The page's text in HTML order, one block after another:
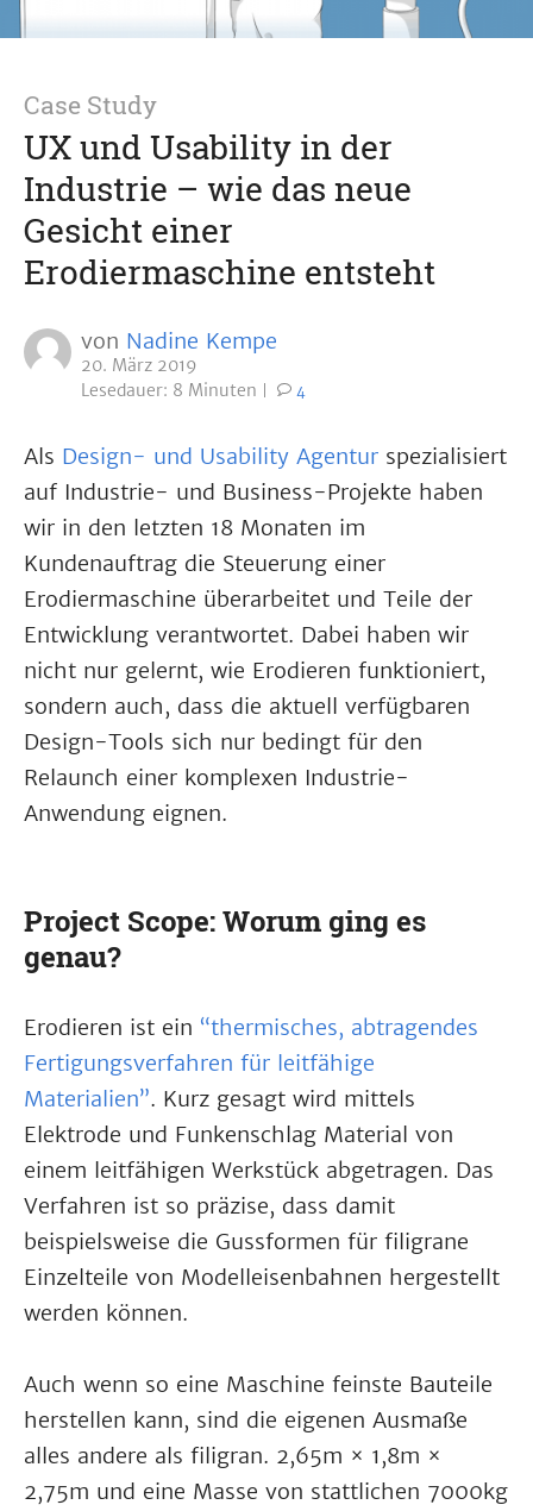
Case Study
UX und Usability in der
Industrie – wie das neue
Gesicht einer
Erodiermaschine entsteht
von Nadine Kempe
20. März 2019
Lesedauer: 8 Minuten
4
Als Design- und Usability Agentur spezialisiert
auf Industrie- und Business-Projekte haben
wir in den letzten 18 Monaten im
Kundenauftrag die Steuerung einer
Erodiermaschine überarbeitet und Teile der
Entwicklung verantwortet. Dabei haben wir
nicht nur gelernt, wie Erodieren funktioniert,
sondern auch, dass die aktuell verfügbaren
Design-Tools sich nur bedingt für den
Relaunch einer komplexen Industrie-
Anwendung eignen.
Project Scope: Worum ging es
genau?
Erodieren ist ein “thermisches, abtragendes
Fertigungsverfahren für leitfähige
Materialien”. Kurz gesagt wird mittels
Elektrode und Funkenschlag Material von
einem leitfähigen Werkstück abgetragen. Das
Verfahren ist so präzise, dass damit
beispielsweise die Gussformen für filigrane
Einzelteile von Modelleisenbahnen hergestellt
werden können.
Auch wenn so eine Maschine feinste Bauteile
herstellen kann, sind die eigenen Ausmaße
alles andere als filigran. 2,65m × 1,8m ×
2,75m und eine Masse von stattlichen 7000kg